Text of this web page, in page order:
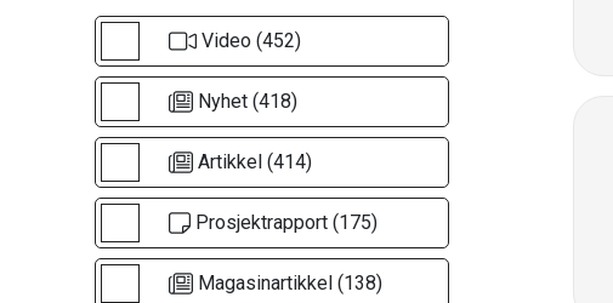
Video (452)
Nyhet (418)
Artikkel (414)
Prosjektrapport (175)
Magasinartikkel (138)